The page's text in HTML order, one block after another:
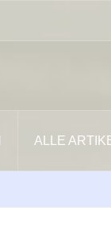
ALLE